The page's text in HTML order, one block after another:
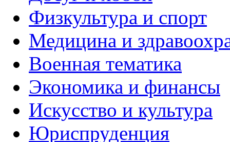
Физкультура и спорт
Медицина и
Военная тематика
Экономика и финансы
Искусство и культура
Юриспруденция